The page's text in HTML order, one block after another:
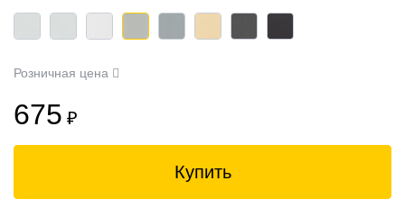
Розничная цена
675 ₽
Купить